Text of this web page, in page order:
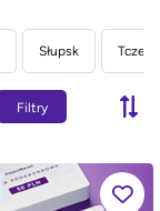
Słupsk Tczew
Filtry